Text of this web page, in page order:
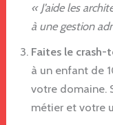
« J’aide les
à une gestion
Faites le crash-
à un enfant de
votre domaine.
métier et votre